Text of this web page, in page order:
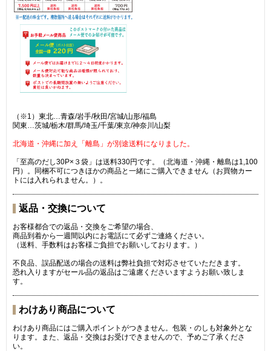
（※1）東北…青森/岩手/秋田/宮城/山形/福島
関東…茨城/栃木/群馬/埼玉/千葉/東京/神奈川/山梨
北海道・沖縄に加え「離島」が別途送料になりました。
「至高のだし30P×３袋」は送料330円です。（北海道・沖縄・離島は1,100
円）。同梱不可につきほかの商品と一緒にご購入できません（お買物カー
トには入れられません。）。
返品・交換について
お客様都合での返品・交換をご希望の場合、
商品到着から一週間以内にお電話にて必ずご連絡ください。
（送料、手数料はお客様ご負担でお願いしております。）
不良品、誤品配送の場合の送料は弊社負担で対応させていただきます。
恐れ入りますがセール品の返品はご遠慮くださいますようお願い致しま
す。
わけあり商品について
わけあり商品にはご購入ポイントがつきません。包装・のしも対象外とな
ります。また、返品・交換はお受けできませんので、予めご了承くださ
い。